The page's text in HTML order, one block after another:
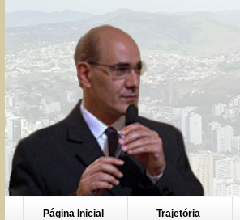
Página Inicial Trajetória